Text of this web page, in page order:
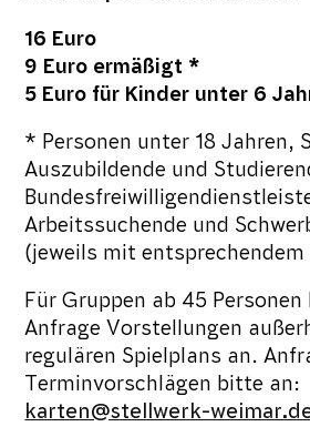
16 Euro
9 Euro ermäßigt *
5 Euro für Kinder unter 6
* Personen unter 18 Jahren,
Auszubildende und
Arbeitssuchende und
(jeweils mit entsprechendem
Für Gruppen ab 45
Anfrage Vorstellungen
regulären Spielplans an.
Terminvorschlägen bitte an:
karten@stellwerk-